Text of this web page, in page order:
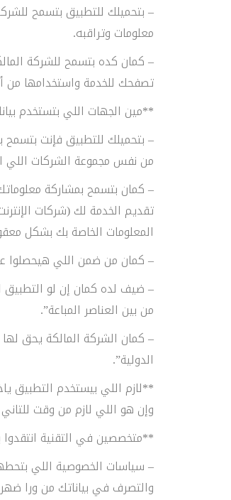
– بتحميلك للتطبيق بتسمح
معلومات وتراقبه.
– كمان كده بتسمح للشركة
تصفحك للخدمة واستخدامها من
**مين الجهات اللي بتستخدم
– بتحميلك للتطبيق فإنت بتسمح
من نفس مجموعة الشركات اللي
– كمان بتسمح بمشاركة
تقديم الخدمة لك (شركات
المعلومات الخاصة بك بشكل
– كمان من ضمن اللي هيحصلوا
– ضيف لده كمان إن لو
من بين العناصر المباعة”.
– كمان الشركة المالكة يحق لها
الدولية”.
**لازم اللي بيستخدم التطبيق
وإن هو اللي لازم من وقت
**متخصصين في التقنية
– سياسات الخصوصية اللي
والتصرف في بياناتك من ورا